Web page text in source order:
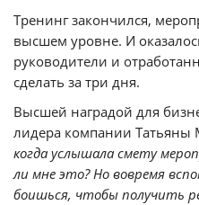
Тренинг закончился,
высшем уровне. И
руководители и
сделать за три дня.
Высшей наградой для
лидера компании Татьяны
когда услышала смету
ли мне это? Но вовремя
боишься, чтобы получить